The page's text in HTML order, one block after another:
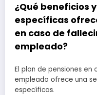
¿Qué beneficios
específicas
en caso de
empleado?
El plan de pensiones
empleado ofrece una
específicas.